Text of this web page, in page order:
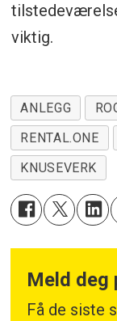
viktig.
ANLEGG
RENTAL.ONE
KNUSEVERK
Meld deg
Få de siste